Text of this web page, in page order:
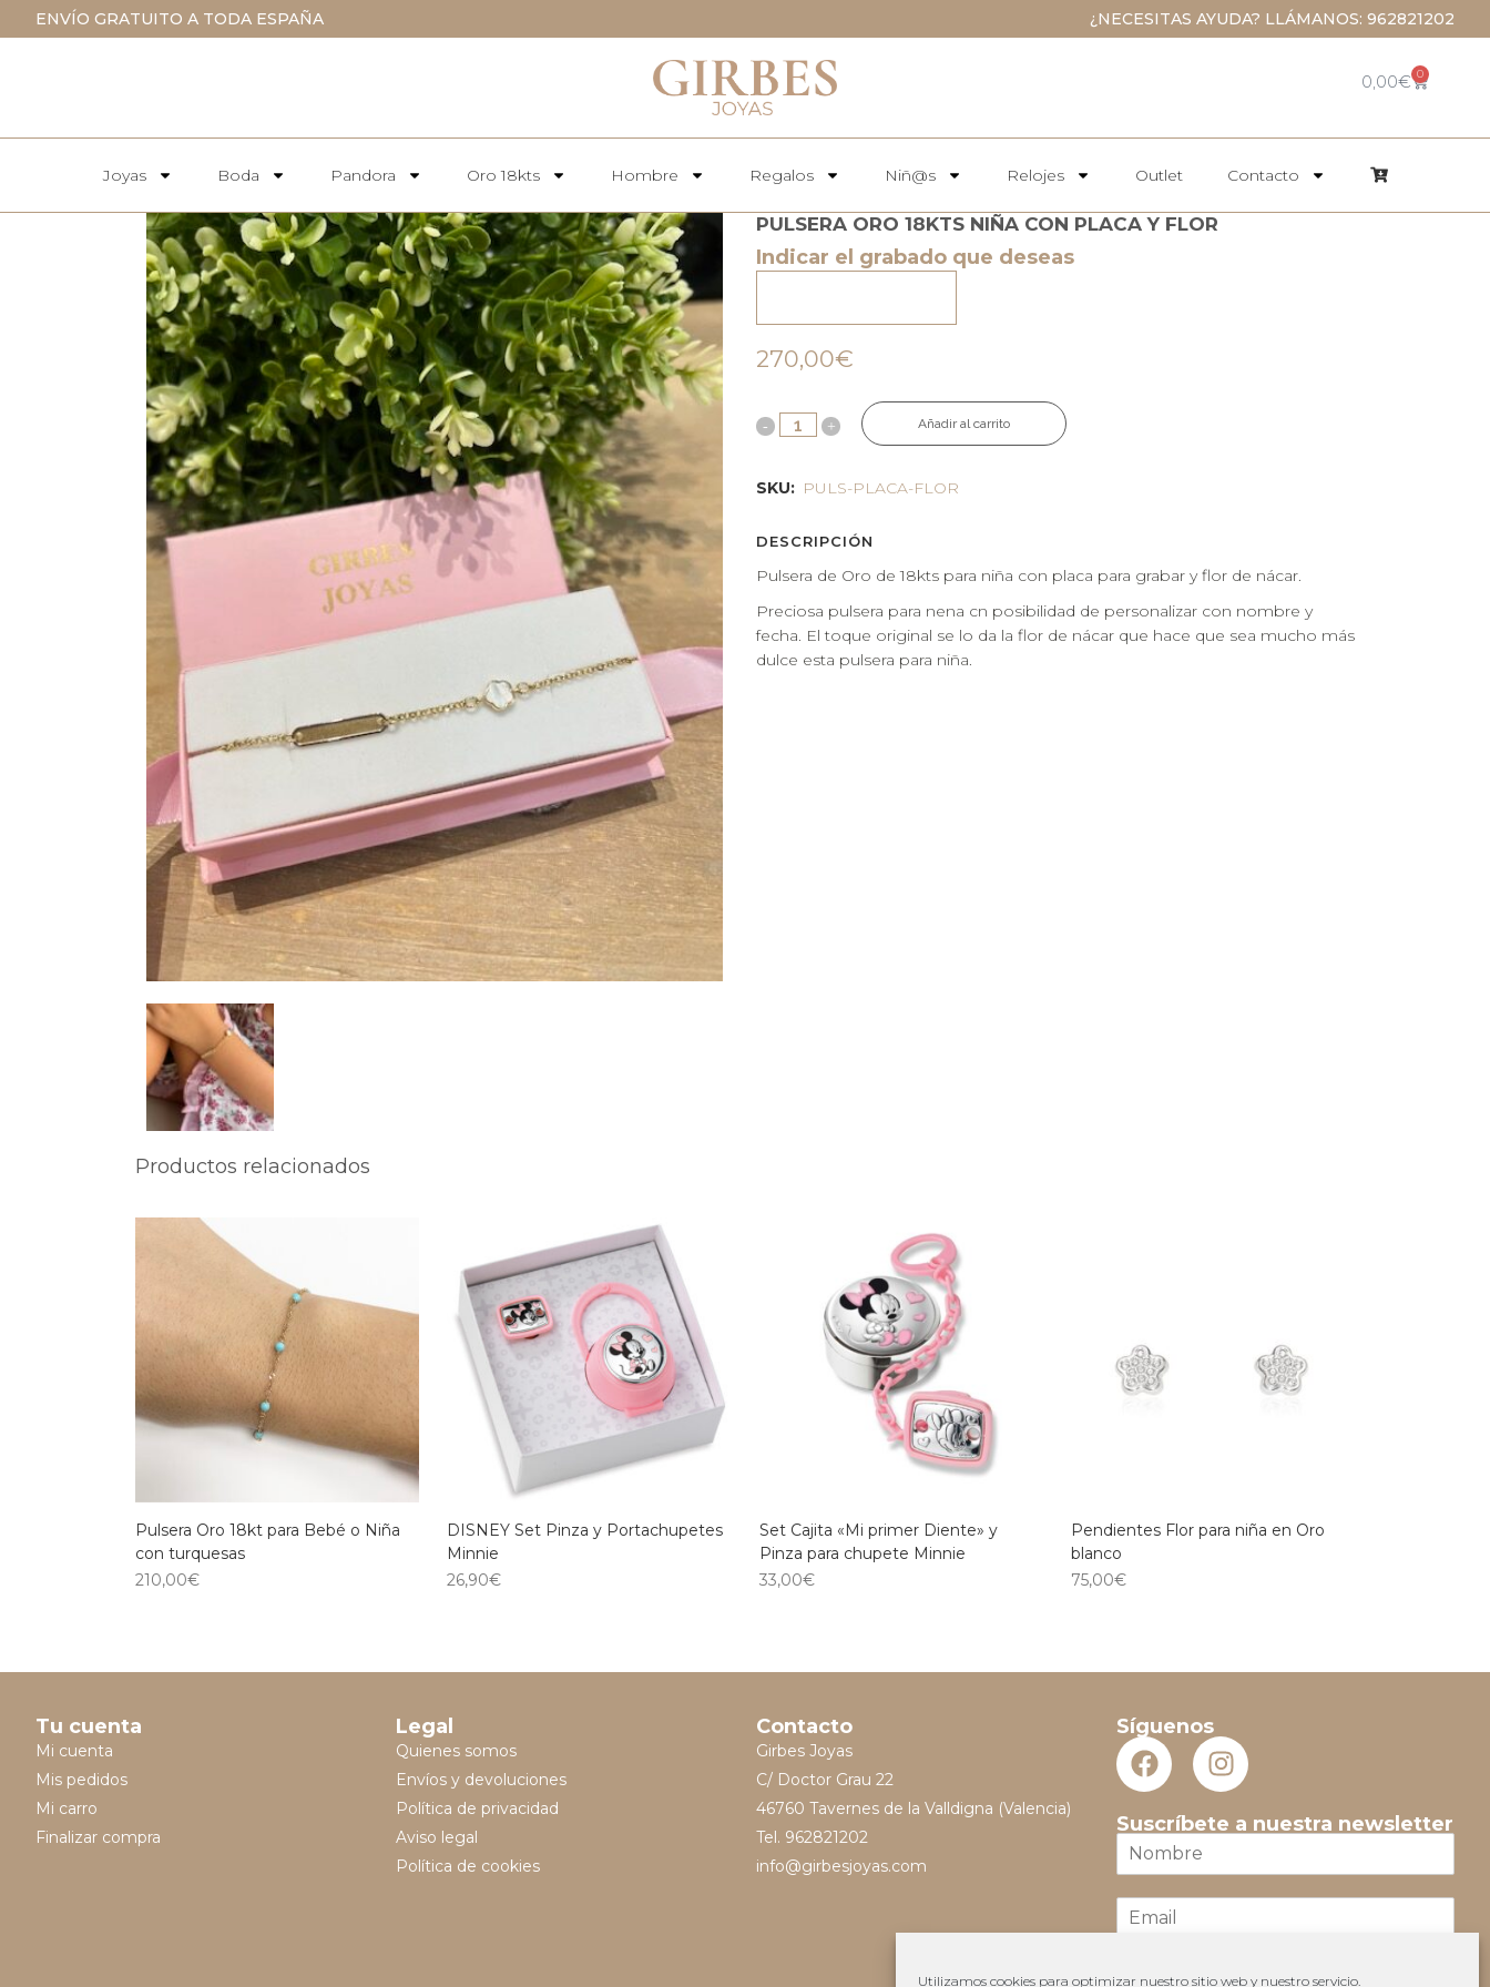
Utilizamos cookies para optimizar nuestro sitio web y nuestro servicio.
ENVÍO GRATUITO A TODA ESPAÑA ¿NECESITAS AYUDA? LLÁMANOS: 962821202
0,00€ 0
Joyas Boda Pandora Oro 18kts Hombre Regalos Niñ@s Relojes Outlet Contacto
PULSERA ORO 18KTS NIÑA CON PLACA Y FLOR
Indicar el grabado que deseas
270,00€
Añadir al carrito
SKU: PULS-PLACA-FLOR
DESCRIPCIÓN
Pulsera de Oro de 18kts para niña con placa para grabar y flor de nácar.
Preciosa pulsera para nena cn posibilidad de personalizar con nombre y
fecha. El toque original se lo da la flor de nácar que hace que sea mucho más
dulce esta pulsera para niña.
Productos relacionados
Pulsera Oro 18kt para Bebé o Niña
con turquesas
210,00€
DISNEY Set Pinza y Portachupetes
Minnie
26,90€
Set Cajita «Mi primer Diente» y
Pinza para chupete Minnie
33,00€
Pendientes Flor para niña en Oro
blanco
75,00€
Tu cuenta
Mi cuenta
Mis pedidos
Mi carro
Finalizar compra
Legal
Quienes somos
Envíos y devoluciones
Política de privacidad
Aviso legal
Política de cookies
Contacto
Girbes Joyas
C/ Doctor Grau 22
46760 Tavernes de la Valldigna (Valencia)
Tel. 962821202
info@girbesjoyas.com
Síguenos
Suscríbete a nuestra newsletter
r
*
m